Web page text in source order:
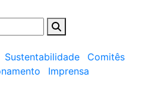
Sustentabilidade
Comitês
Imprensa